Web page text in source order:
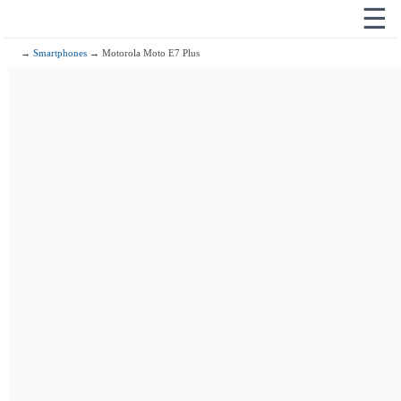
☰
→Smartphones → Motorola Moto E7 Plus